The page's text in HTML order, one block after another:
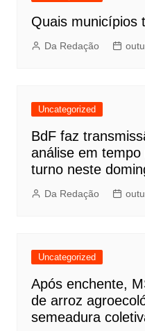
Quais municípios
Da Redação
Uncategorized
BdF faz
análise em
turno neste
Da Redação
Uncategorized
Após enchente,
de arroz
semeadura